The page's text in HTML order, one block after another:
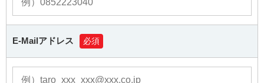
E-Mailアドレス 必須